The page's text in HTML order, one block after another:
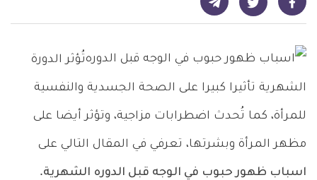
تُؤثر الدورة
الشهرية تأثيرا كبيرا على الصحة الجسدية والنفسية
للمرأة، كما تُحدث اضطرابات مزاجية، وتؤثر أيضا على
مظهر المرأة وبشرتها، تعرفي في المقال التالي على
اسباب ظهور حبوب في الوجه قبل الدوره الشهرية.